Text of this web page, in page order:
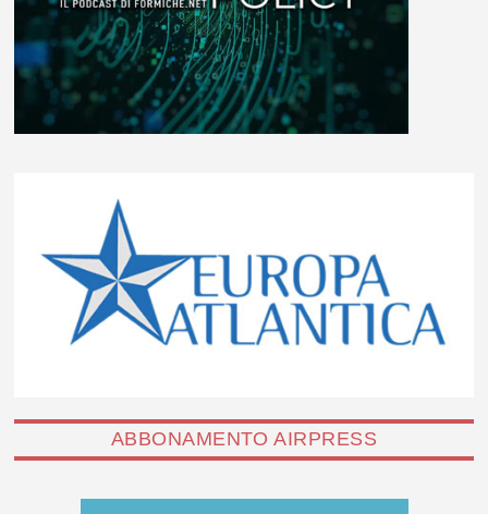
ABBONAMENTO AIRPRESS